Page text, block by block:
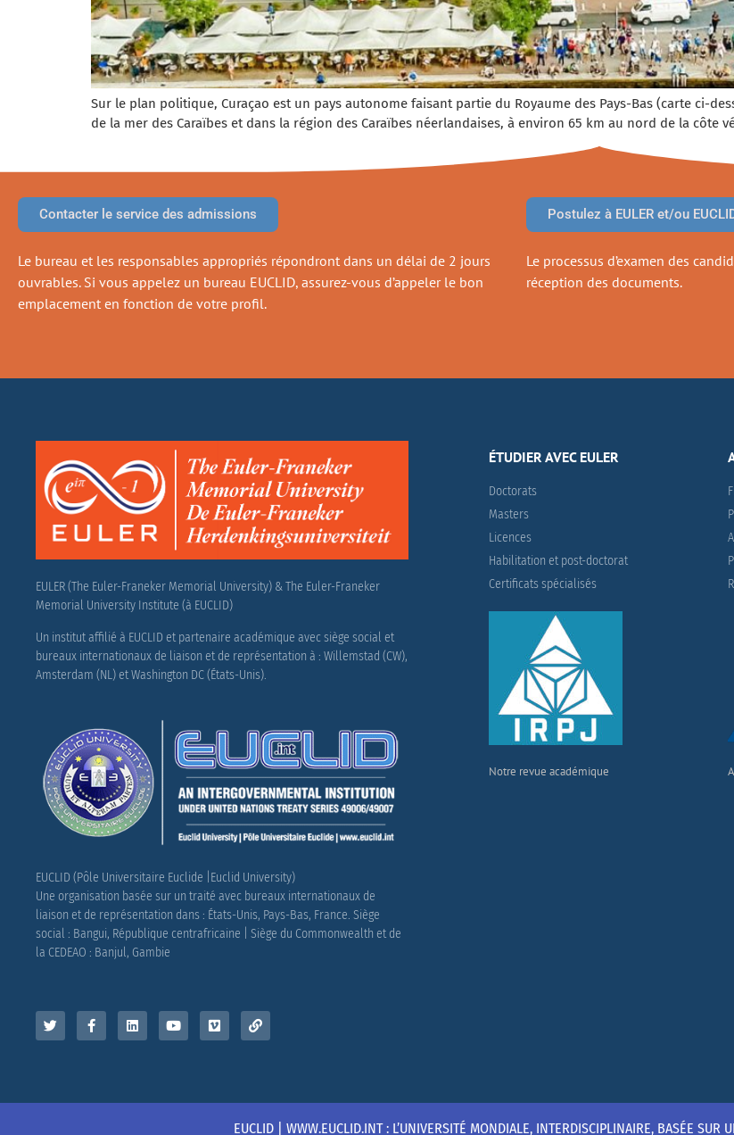
Sur le plan politique, Curaçao est un pays autonome faisant partie du Royaume des Pays-Bas (carte ci-
de la mer des Caraïbes et dans la région des Caraïbes néerlandaises, à environ 65 km au nord de la côte
Contacter le service des admissions
Le bureau et les responsables appropriés répondront dans un délai de 2 jours
ouvrables. Si vous appelez un bureau EUCLID, assurez-vous d’appeler le bon
emplacement en fonction de votre profil.
Postulez à EULER et/ou
Le processus d’examen des
réception des documents.
EULER (The Euler-Franeker Memorial University) & The Euler-Franeker
Memorial University Institute (à EUCLID)
Un institut affilié à EUCLID et partenaire académique avec siège social et
bureaux internationaux de liaison et de représentation à : Willemstad (CW),
Amsterdam (NL) et Washington DC (États-Unis).
EUCLID (Pôle Universitaire Euclide |Euclid University)
Une organisation basée sur un traité avec bureaux internationaux de
liaison et de représentation dans : États-Unis, Pays-Bas, France. Siège
social : Bangui, République centrafricaine | Siège du Commonwealth et de
la CEDEAO : Banjul, Gambie
ÉTUDIER AVEC EULER
Doctorats
Masters
Licences
Habilitation et post-doctorat
Certificats spécialisés
Notre revue académique
EUCLID | WWW.EUCLID.INT : L’UNIVERSITÉ MONDIALE, INTERDISCIPLINAIRE, BASÉE SUR